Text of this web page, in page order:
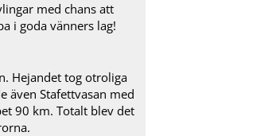
med chans att
i goda vänners lag!
Hejandet tog otroliga
även Stafettvasan med
90 km. Totalt blev det